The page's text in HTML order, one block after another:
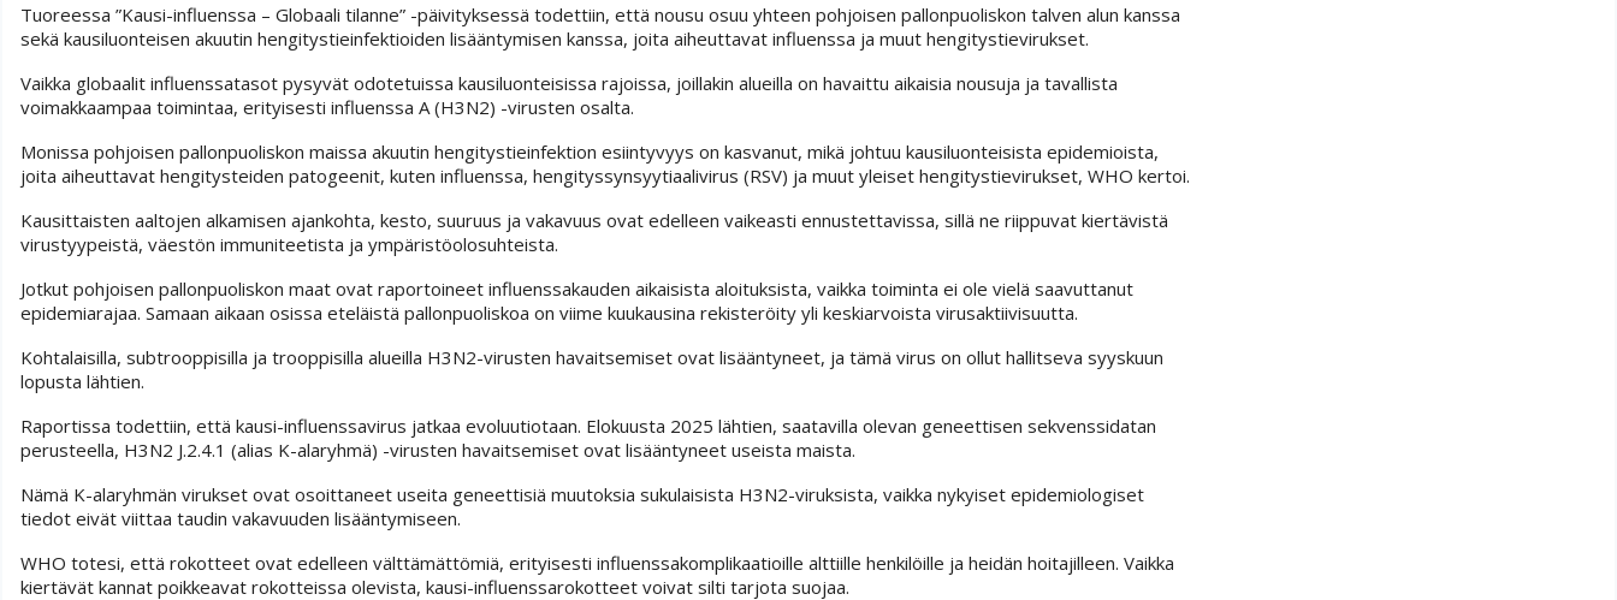
Tuoreessa ”Kausi-influenssa – Globaali tilanne” -päivityksessä todettiin, että nousu osuu yhteen pohjoisen pallonpuoliskon talven alun kanssa
sekä kausiluonteisen akuutin hengitystieinfektioiden lisääntymisen kanssa, joita aiheuttavat influenssa ja muut hengitystievirukset.
Vaikka globaalit influenssatasot pysyvät odotetuissa kausiluonteisissa rajoissa, joillakin alueilla on havaittu aikaisia nousuja ja tavallista
voimakkaampaa toimintaa, erityisesti influenssa A (H3N2) -virusten osalta.
Monissa pohjoisen pallonpuoliskon maissa akuutin hengitystieinfektion esiintyvyys on kasvanut, mikä johtuu kausiluonteisista epidemioista,
joita aiheuttavat hengitysteiden patogeenit, kuten influenssa, hengityssynsyytiaalivirus (RSV) ja muut yleiset hengitystievirukset, WHO kertoi.
Kausittaisten aaltojen alkamisen ajankohta, kesto, suuruus ja vakavuus ovat edelleen vaikeasti ennustettavissa, sillä ne riippuvat kiertävistä
virustyypeistä, väestön immuniteetista ja ympäristöolosuhteista.
Jotkut pohjoisen pallonpuoliskon maat ovat raportoineet influenssakauden aikaisista aloituksista, vaikka toiminta ei ole vielä saavuttanut
epidemiarajaa. Samaan aikaan osissa eteläistä pallonpuoliskoa on viime kuukausina rekisteröity yli keskiarvoista virusaktiivisuutta.
Kohtalaisilla, subtrooppisilla ja trooppisilla alueilla H3N2-virusten havaitsemiset ovat lisääntyneet, ja tämä virus on ollut hallitseva syyskuun
lopusta lähtien.
Raportissa todettiin, että kausi-influenssavirus jatkaa evoluutiotaan. Elokuusta 2025 lähtien, saatavilla olevan geneettisen sekvenssidatan
perusteella, H3N2 J.2.4.1 (alias K-alaryhmä) -virusten havaitsemiset ovat lisääntyneet useista maista.
Nämä K-alaryhmän virukset ovat osoittaneet useita geneettisiä muutoksia sukulaisista H3N2-viruksista, vaikka nykyiset epidemiologiset
tiedot eivät viittaa taudin vakavuuden lisääntymiseen.
WHO totesi, että rokotteet ovat edelleen välttämättömiä, erityisesti influenssakomplikaatioille alttiille henkilöille ja heidän hoitajilleen. Vaikka
kiertävät kannat poikkeavat rokotteissa olevista, kausi-influenssarokotteet voivat silti tarjota suojaa.